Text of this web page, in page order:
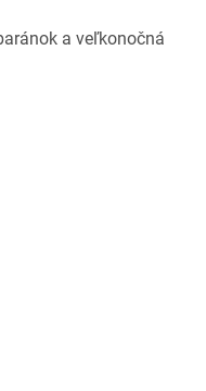
a veľkonočná